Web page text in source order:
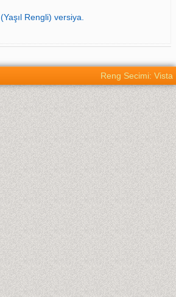
(Yaşıl Rengli) versiya.
Reng Secimi: Vista